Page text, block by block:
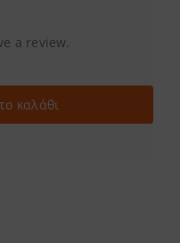
a review.
καλάθι